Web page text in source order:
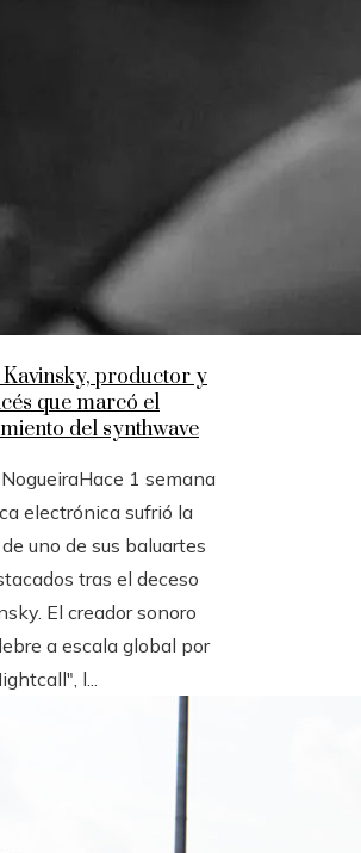
productor y
que marcó el
del synthwave
Hace 1 semana
electrónica sufrió la
uno de sus baluartes
tras el deceso
El creador sonoro
a escala global por
l...